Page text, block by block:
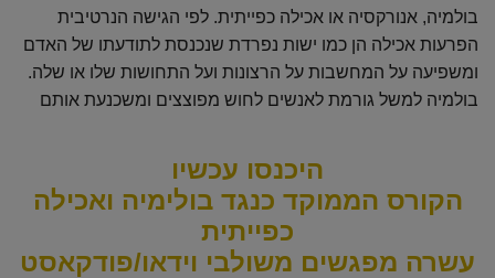
בולמיה, אנורקסיה או אכילה כפייתית. לפי הגישה הנרטיבית
הפרעות אכילה הן כמו ישות נפרדת שנכנסת לתודעתו של האדם
ומשפיעה על המחשבות על הרצונות ועל התחושות שלו או שלה.
בולמיה למשל גורמת לאנשים לחוש מפוצצים ומשכנעת אותם
היכנסו עכשיו
הקורס הממוקד כנגד בולימיה ואכילה
כפייתית
עשרה מפגשים משולבי וידאו/פודקאסט